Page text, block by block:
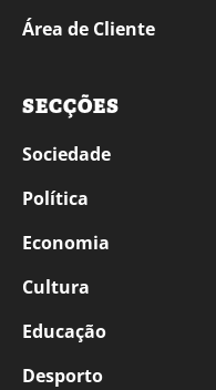
Área de Cliente
SECÇÕES
Sociedade
Política
Economia
Cultura
Educação
Desporto